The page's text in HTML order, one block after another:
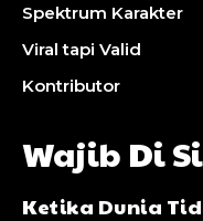
Spektrum Karakter
Viral tapi Valid
Kontributor
Wajib Di
Ketika Dunia